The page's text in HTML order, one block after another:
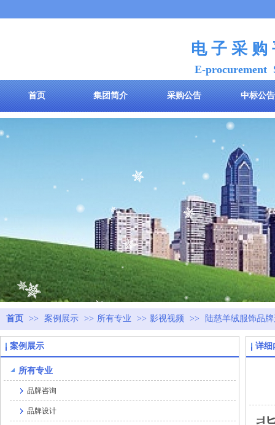
电 子 采 购
E-procurement
首页 集团简介 采购公告 中标公告
首页 >> 案例展示 >> 所有专业 >> 影视视频 >> 陆慈羊绒服饰品
案例展示
所有专业
品牌咨询
品牌设计
详细